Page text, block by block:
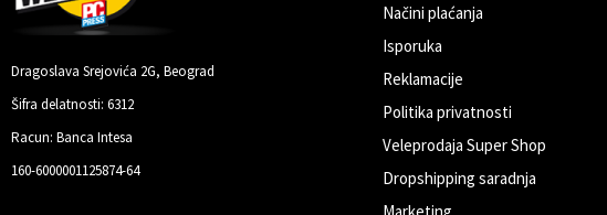
Dragoslava Srejovića 2G, Beograd
Šifra delatnosti: 6312
Racun: Banca Intesa
160-6000001125874-64
Načini plaćanja
Isporuka
Reklamacije
Politika privatnosti
Veleprodaja Super Shop
Dropshipping saradnja